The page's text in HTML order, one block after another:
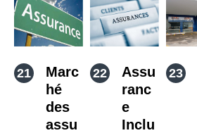
Marc
hé
des
assu
Assu
ranc
e
Inclu